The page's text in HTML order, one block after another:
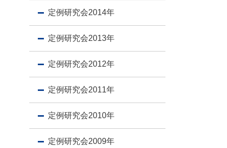
定例研究会2014年
定例研究会2013年
定例研究会2012年
定例研究会2011年
定例研究会2010年
定例研究会2009年